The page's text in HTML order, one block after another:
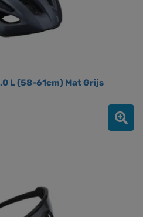
L (58-61cm) Mat Grijs